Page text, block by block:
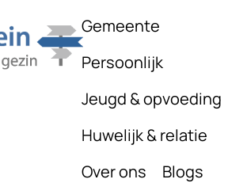
Gemeente
Persoonlijk
Jeugd & opvoeding
Huwelijk & relatie
Over ons
Blogs